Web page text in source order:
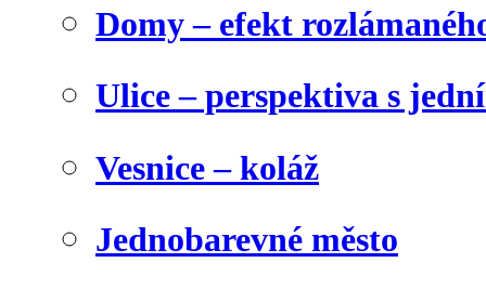
Domy – efekt
Ulice – perspektiva s
Vesnice – koláž
Jednobarevné město